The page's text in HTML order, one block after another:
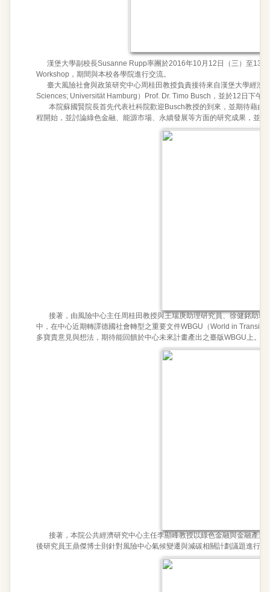
漢堡大學副校長Susanne Rupp率團於2016年10月12日（三）至13
Workshop，期間與本校各學院進行交流。
臺大風險社會與政策研究中心周桂田教授負責接待來自漢堡大學經濟
Sciences; Universität Hamburg）Prof. Dr. Timo Busch，並於12日下午
本院蘇國賢院長首先代表社科院歡迎Busch教授的到來，並期待藉由
程開始，並討論綠色金融、能源市場、永續發展等方面的研究成果，並
接著，由風險中心主任周桂田教授與王瑞庚助理研究員、徐健銘助理
中，在中心近期轉譯德國社會轉型之重要文件WBGU（World in
多寶貴意見與想法，期待能回饋於中心未來計畫產出之臺版WBGU上。
接著，本院公共經濟研究中心主任李顯峰教授以綠色金融與金融產業
後研究員王鼎傑博士則針對風險中心氣候變遷與減碳相關計劃議題進行報